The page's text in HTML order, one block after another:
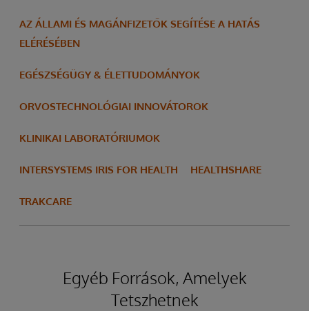
AZ ÁLLAMI ÉS MAGÁNFIZETŐK SEGÍTÉSE A HATÁS
ELÉRÉSÉBEN
EGÉSZSÉGÜGY & ÉLETTUDOMÁNYOK
ORVOSTECHNOLÓGIAI INNOVÁTOROK
KLINIKAI LABORATÓRIUMOK
INTERSYSTEMS IRIS FOR HEALTH HEALTHSHARE
TRAKCARE
Egyéb Források, Amelyek
Tetszhetnek